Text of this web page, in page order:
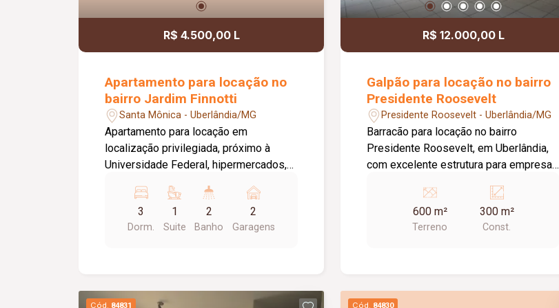
R$ 4.500,00 L
Apartamento para locação no
bairro Jardim Finnotti
Santa Mônica - Uberlândia/MG
Apartamento para locação em
localização privilegiada, próximo à
Universidade Federal, hipermercados,
serviços da região. O imóvel conta com
03 quartos, sendo 01 suíte ampla com
closet, oferecendo conforto e
excelente iluminação natural. Destaque
3
Dorm.
1
Suite
2
Banho
2
Garagens
R$ 12.000,00 L
Galpão para locação no bairro
Presidente Roosevelt
Presidente Roosevelt - Uberlândia/MG
Barracão para locação no bairro
Presidente Roosevelt, em Uberlândia,
com excelente estrutura para empresas
possui 600 m² de terreno e 300 m² de
área construída, distribuídos de forma
funcional para atender às necessidades
atividades comerciais, industriais,
600 m²
Terreno
300 m²
Const.
Cód. 84831 Cód. 84830